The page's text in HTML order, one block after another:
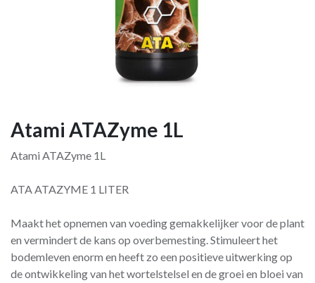
Atami ATAZyme 1L
Atami ATAZyme 1L
ATA ATAZYME 1 LITER
Maakt het opnemen van voeding gemakkelijker voor de plant
en vermindert de kans op overbemesting. Stimuleert het
bodemleven enorm en heeft zo een positieve uitwerking op
de ontwikkeling van het wortelstelsel en de groei en bloei van